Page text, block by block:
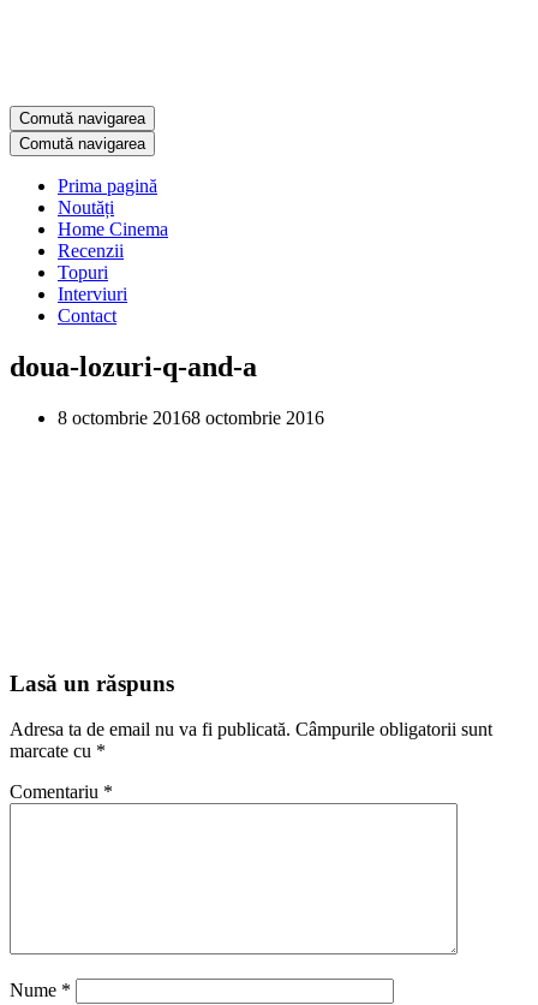
Comută navigarea
Comută navigarea
Prima pagină
Noutăți
Home Cinema
Recenzii
Topuri
Interviuri
Contact
doua-lozuri-q-and-a
8 octombrie 20168 octombrie 2016
Lasă un răspuns
Adresa ta de email nu va fi publicată. Câmpurile obligatorii sunt
marcate cu *
Comentariu *
Nume *